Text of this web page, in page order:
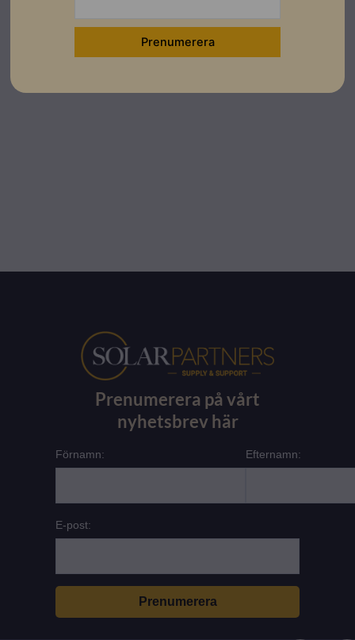
Prenumerera på vårt
nyhetsbrev här
Förnamn: Efternamn:
E-post: